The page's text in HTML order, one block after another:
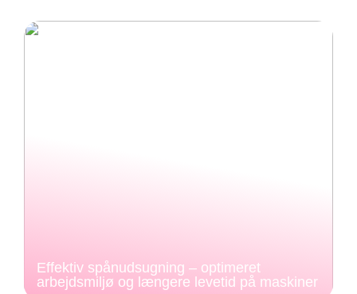
Effektiv spånudsugning – optimeret
arbejdsmiljø og længere levetid på maskiner